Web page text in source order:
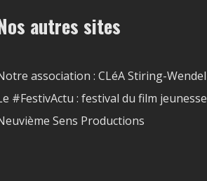
autres sites
association : CLéA Stiring-Wendel
#FestivActu : festival du film jeunesse
Sens Productions